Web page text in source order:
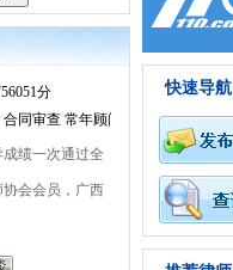
分
同审查 常年顾问 文书代理
绩一次通过全
会会员，广西
快速导航